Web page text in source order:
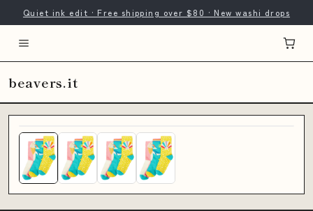
Quiet ink edit · Free shipping over $80 · New washi drops
beavers.it